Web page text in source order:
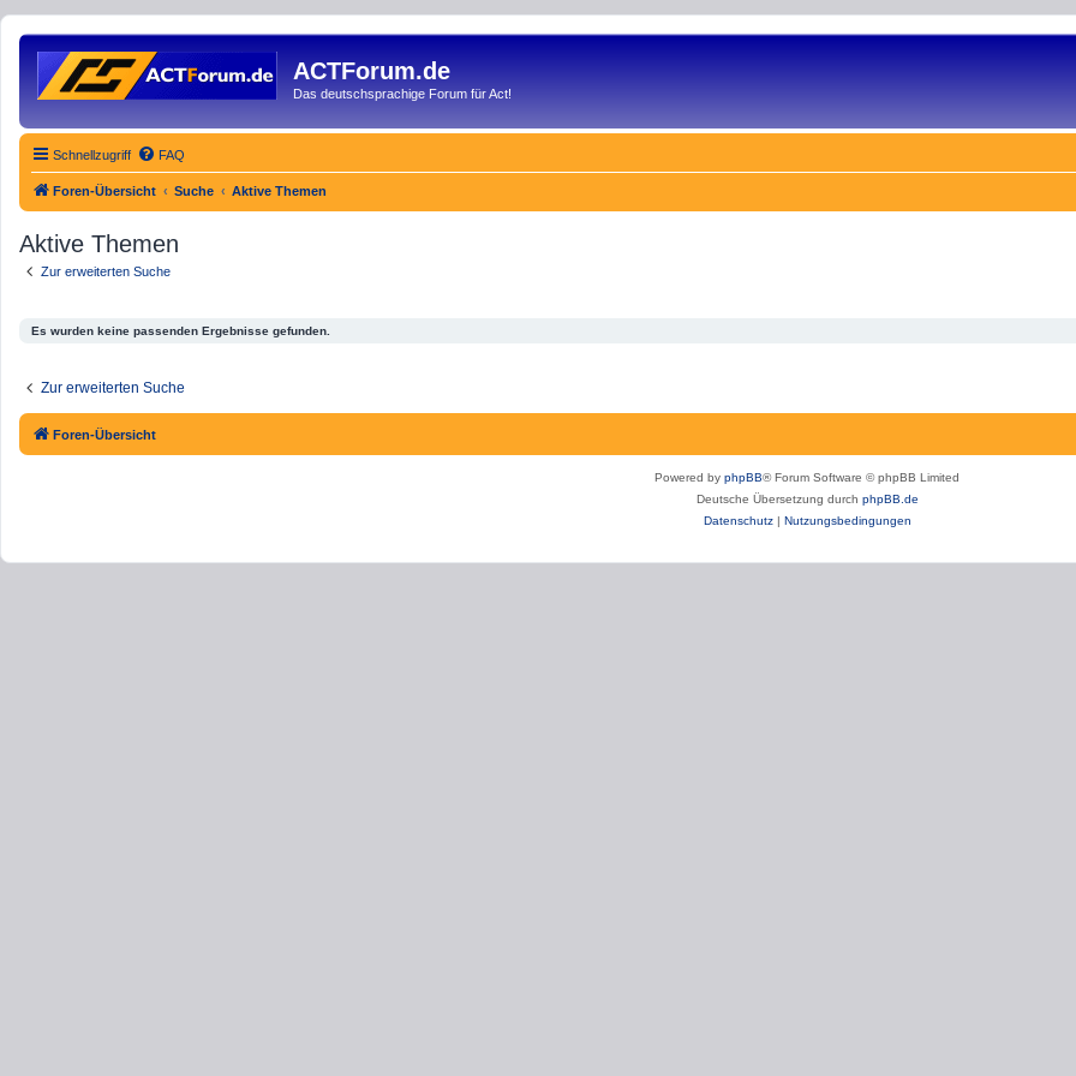
ACTForum.de
Das deutschsprachige Forum für Act!
Schnellzugriff FAQ
Foren-Übersicht Suche Aktive Themen
Aktive Themen
Zur erweiterten Suche
Es wurden keine passenden Ergebnisse gefunden.
Zur erweiterten Suche
Foren-Übersicht
Powered by phpBB® Forum Software © phpBB Limited
Deutsche Übersetzung durch phpBB.de
Datenschutz| Nutzungsbedingungen